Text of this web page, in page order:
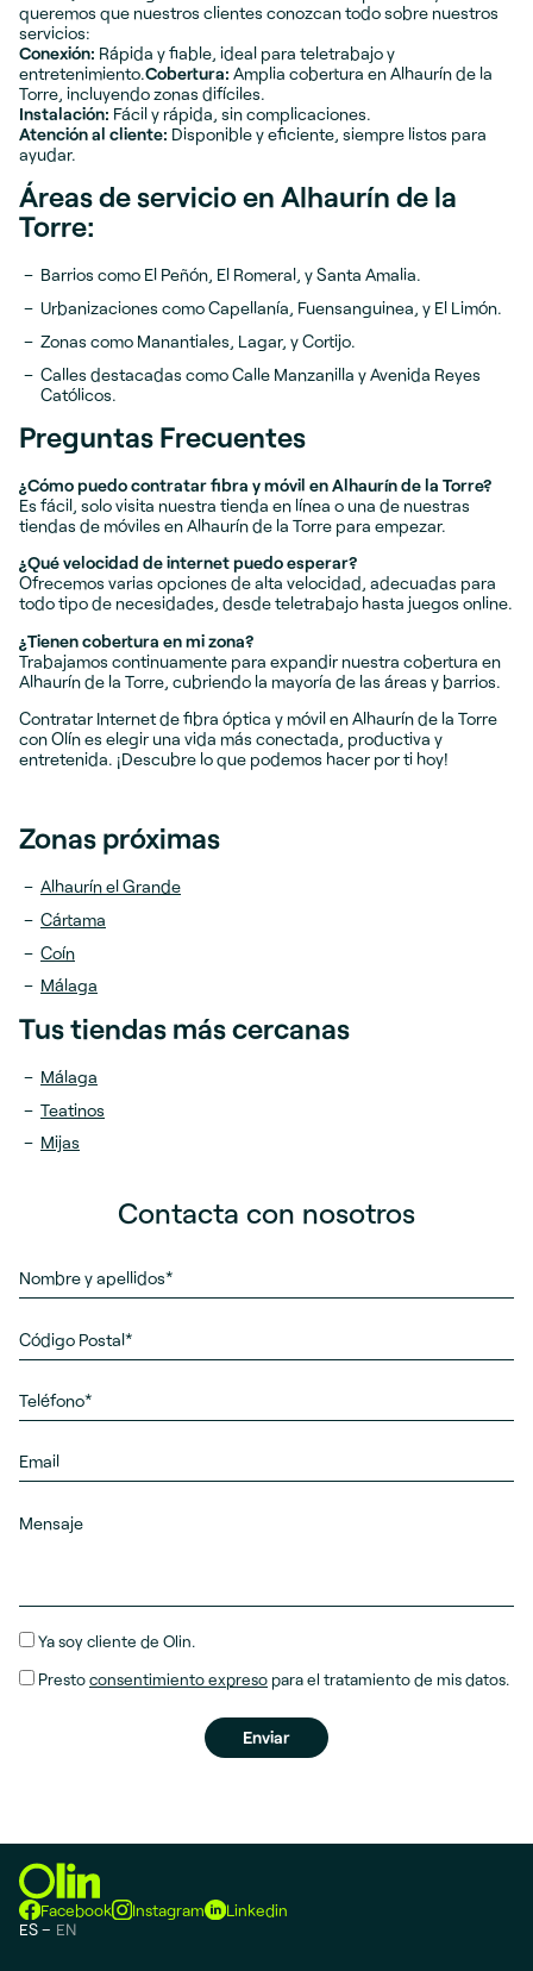
queremos que nuestros clientes conozcan todo sobre nuestros
servicios:
Conexión: Rápida y fiable, ideal para teletrabajo y
entretenimiento.Cobertura: Amplia cobertura en Alhaurín de la
Torre, incluyendo zonas difíciles.
Instalación: Fácil y rápida, sin complicaciones.
Atención al cliente: Disponible y eficiente, siempre listos para
ayudar.
Áreas de servicio en Alhaurín de la
Torre:
Barrios como El Peñón, El Romeral, y Santa Amalia.
Urbanizaciones como Capellanía, Fuensanguinea, y El Limón.
Zonas como Manantiales, Lagar, y Cortijo.
Calles destacadas como Calle Manzanilla y Avenida Reyes
Católicos.
Preguntas Frecuentes
¿Cómo puedo contratar fibra y móvil en Alhaurín de la Torre?
Es fácil, solo visita nuestra tienda en línea o una de nuestras
tiendas de móviles en Alhaurín de la Torre para empezar.
¿Qué velocidad de internet puedo esperar?
Ofrecemos varias opciones de alta velocidad, adecuadas para
todo tipo de necesidades, desde teletrabajo hasta juegos online.
¿Tienen cobertura en mi zona?
Trabajamos continuamente para expandir nuestra cobertura en
Alhaurín de la Torre, cubriendo la mayoría de las áreas y barrios.
Contratar Internet de fibra óptica y móvil en Alhaurín de la Torre
con Olín es elegir una vida más conectada, productiva y
entretenida. ¡Descubre lo que podemos hacer por ti hoy!
Zonas próximas
Alhaurín el Grande
Cártama
Coín
Málaga
Tus tiendas más cercanas
Málaga
Teatinos
Mijas
Contacta con nosotros
Ya soy cliente de Olin.
Prestoconsentimiento expreso para el tratamiento de mis datos.
Facebook Instagram
Linkedin
ES
EN